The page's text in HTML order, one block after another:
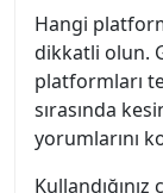
Hangi
dikkatli olun.
platformları
sırasında
yorumlarını
Kullandığınız